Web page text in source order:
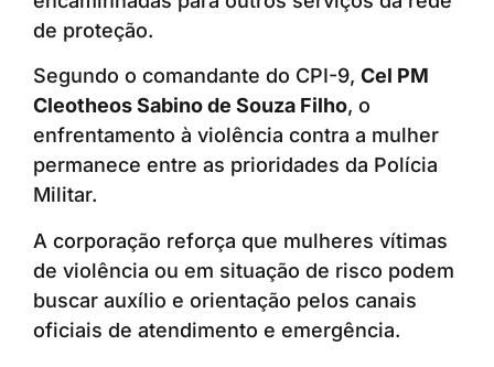
de proteção.
Segundo o comandante do CPI-9, Cel PM
Cleotheos Sabino de Souza Filho, o
enfrentamento à violência contra a mulher
permanece entre as prioridades da Polícia
Militar.
A corporação reforça que mulheres vítimas
de violência ou em situação de risco podem
buscar auxílio e orientação pelos canais
oficiais de atendimento e emergência.